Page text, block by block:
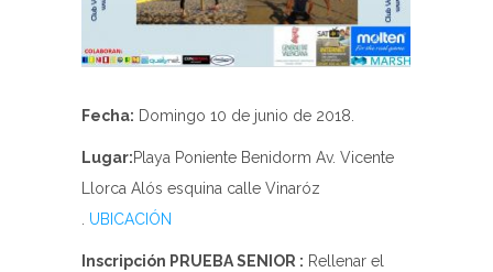
Fecha: Domingo 10 de junio de 2018.
Lugar:Playa Poniente Benidorm Av. Vicente
Llorca Alós esquina calle Vinaróz
UBICACIÓN
Inscripción PRUEBA SENIOR : Rellenar el